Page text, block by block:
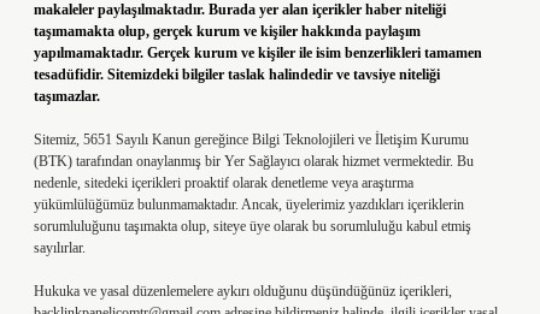
makaleler paylaşılmaktadır. Burada yer alan içerikler haber niteliği
taşımamakta olup, gerçek kurum ve kişiler hakkında paylaşım
yapılmamaktadır. Gerçek kurum ve kişiler ile isim benzerlikleri tamamen
tesadüfidir. Sitemizdeki bilgiler taslak halindedir ve tavsiye niteliği
taşımazlar.
Sitemiz, 5651 Sayılı Kanun gereğince Bilgi Teknolojileri ve İletişim Kurumu
(BTK) tarafından onaylanmış bir Yer Sağlayıcı olarak hizmet vermektedir. Bu
nedenle, sitedeki içerikleri proaktif olarak denetleme veya araştırma
yükümlülüğümüz bulunmamaktadır. Ancak, üyelerimiz yazdıkları içeriklerin
sorumluluğunu taşımakta olup, siteye üye olarak bu sorumluluğu kabul etmiş
sayılırlar.
Hukuka ve yasal düzenlemelere aykırı olduğunu düşündüğünüz içerikleri,